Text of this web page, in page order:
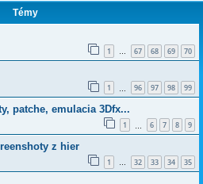
Témy
1 … 67 68 69 70
1 96 97 98 99
patche, emulacia 3Dfx...
1 6 7 8 9
z hier
1 … 32 33 34 35